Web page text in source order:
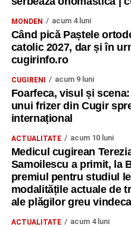
MONDEN acum 4 luni
Când pică Paștele
catolic 2027, dar și în
cugirinfo.ro
CUGIRENI acum 9 luni
Foarfeca, visul și
unui frizer din Cugir
internațional
ACTUALITATE acum 10 luni
Medicul cugirean
Samoilescu a primit, la
premiul pentru studiul
modalitățile actuale de
ale plăgilor greu
ACTUALITATE acum 4 luni